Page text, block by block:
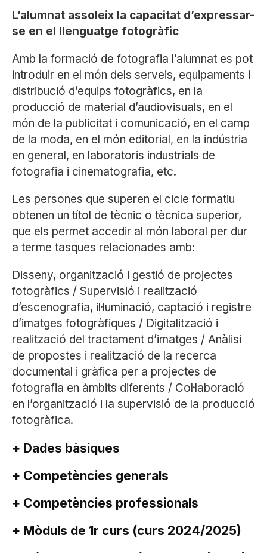
L’alumnat assoleix la capacitat d’expressar-
se en el llenguatge fotogràfic
Amb la formació de fotografia l’alumnat es pot
introduir en el món dels serveis, equipaments i
distribució d’equips fotogràfics, en la
producció de material d’audiovisuals, en el
món de la publicitat i comunicació, en el camp
de la moda, en el món editorial, en la indústria
en general, en laboratoris industrials de
fotografia i cinematografia, etc.
Les persones que superen el cicle formatiu
obtenen un títol de tècnic o tècnica superior,
que els permet accedir al món laboral per dur
a terme tasques relacionades amb:
Disseny, organització i gestió de projectes
fotogràfics / Supervisió i realització
d’escenografia, il·luminació, captació i registre
d’imatges fotogràfiques / Digitalització i
realització del tractament d’imatges / Anàlisi
de propostes i realització de la recerca
documental i gràfica per a projectes de
fotografia en àmbits diferents / Col·laboració
en l’organització i la supervisió de la producció
fotogràfica.
+ Dades bàsiques
+ Competències generals
+ Competències professionals
+ Mòduls de 1r curs (curs 2024/2025)